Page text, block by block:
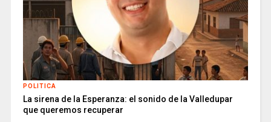
POLITICA
La sirena de la Esperanza: el sonido de la Valledupar
que queremos recuperar